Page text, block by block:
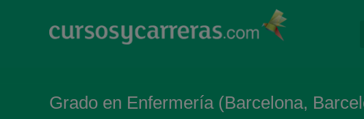
Grado en Enfermería (Barcelona,